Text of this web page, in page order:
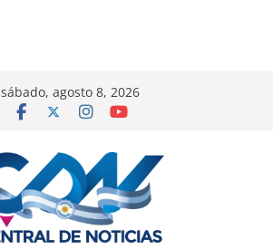
sábado, agosto 8, 2026